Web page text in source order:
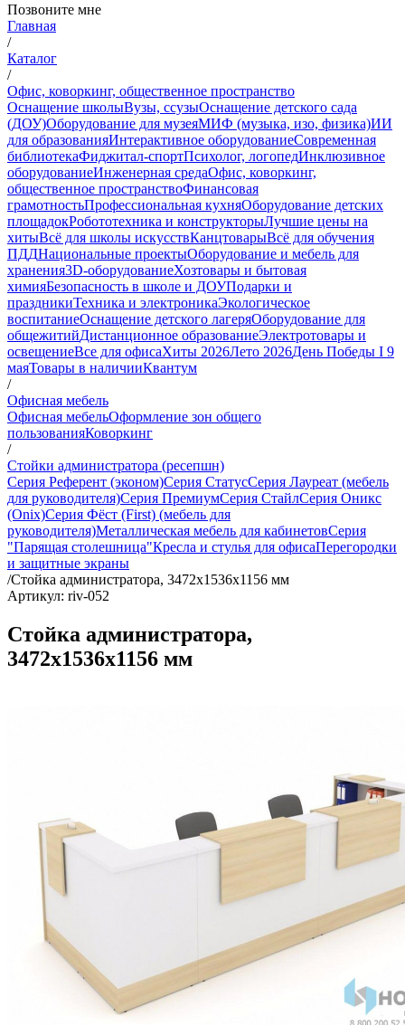
Позвоните мне
Главная
/
Каталог
/
Офис, коворкинг, общественное пространство
Оснащение школыВузы, ссузыОснащение детского сада
(ДОУ)Оборудование для музеяМИФ (музыка, изо, физика)ИИ
для образованияИнтерактивное оборудованиеСовременная
библиотекаФиджитал-спортПсихолог, логопедИнклюзивное
оборудованиеИнженерная средаОфис, коворкинг,
общественное пространствоФинансовая
грамотностьПрофессиональная кухняОборудование детских
площадокРобототехника и конструкторыЛучшие цены на
хитыВсё для школы искусствКанцтоварыВсё для обучения
ПДДНациональные проектыОборудование и мебель для
хранения3D-оборудованиеХозтовары и бытовая
химияБезопасность в школе и ДОУПодарки и
праздникиТехника и электроникаЭкологическое
воспитаниеОснащение детского лагеряОборудование для
общежитийДистанционное образованиеЭлектротовары и
освещениеВсе для офисаХиты 2026Лето 2026День Победы I 9
маяТовары в наличииКвантум
/
Офисная мебель
Офисная мебельОформление зон общего
пользованияКоворкинг
/
Стойки администратора (ресепшн)
Серия Референт (эконом)Серия СтатусСерия Лауреат (мебель
для руководителя)Серия ПремиумСерия СтайлСерия Оникс
(Onix)Серия Фёст (First) (мебель для
руководителя)Металлическая мебель для кабинетовСерия
"Парящая столешница"Кресла и стулья для офисаПерегородки
и защитные экраны
/Стойка администратора, 3472x1536x1156 мм
Артикул: riv-052
Стойка администратора,
3472x1536x1156 мм